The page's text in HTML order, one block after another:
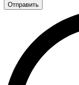
Отправить